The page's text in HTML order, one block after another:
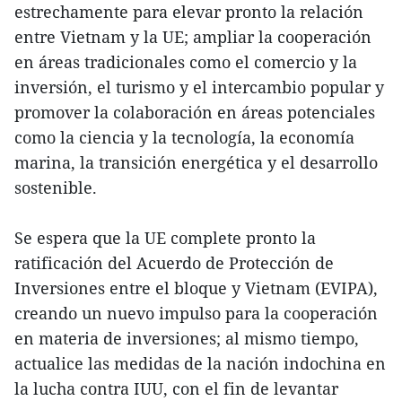
estrechamente para elevar pronto la relación
entre Vietnam y la UE; ampliar la cooperación
en áreas tradicionales como el comercio y la
inversión, el turismo y el intercambio popular y
promover la colaboración en áreas potenciales
como la ciencia y la tecnología, la economía
marina, la transición energética y el desarrollo
sostenible.
Se espera que la UE complete pronto la
ratificación del Acuerdo de Protección de
Inversiones entre el bloque y Vietnam (EVIPA),
creando un nuevo impulso para la cooperación
en materia de inversiones; al mismo tiempo,
actualice las medidas de la nación indochina en
la lucha contra IUU, con el fin de levantar